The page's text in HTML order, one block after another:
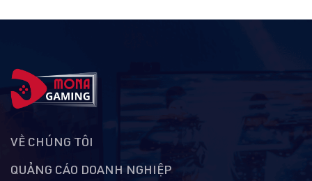
VỀ CHÚNG TÔI
QUẢNG CÁO DOANH NGHIỆP